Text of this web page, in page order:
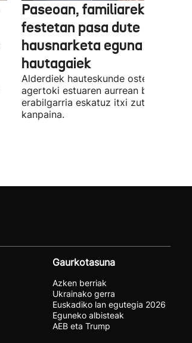
Paseoan, familiarekin edo
festetan pasa dute
hausnarketa eguna
hautagaiek
Alderdiek hauteskunde osteko
agertoki estuaren aurrean boto
erabilgarria eskatuz itxi zuten atzo
kanpaina.
Gaurkotasuna
Azken berriak
Ukrainako gerra
Euskadiko lan egutegia 2026
Eguneko albisteak
AEB eta Trump